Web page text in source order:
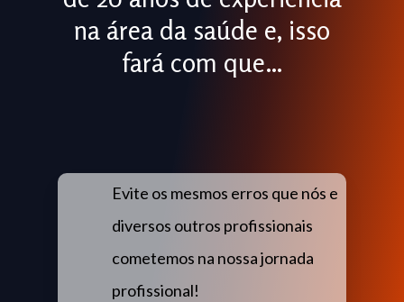
na área da saúde e, isso
fará com que…
Evite os mesmos erros que nós e
diversos outros profissionais
cometemos na nossa jornada
profissional!